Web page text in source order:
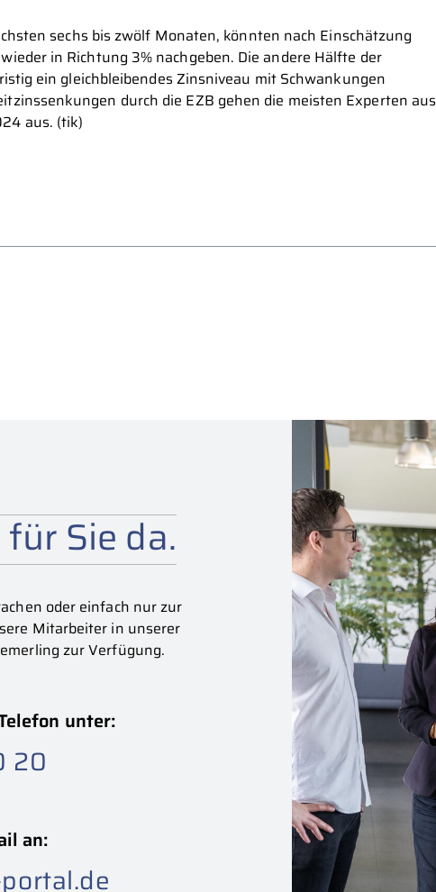
sechs bis zwölf Monaten, könnten nach Einschätzung
in Richtung 3% nachgeben. Die andere Hälfte der
ein gleichbleibendes Zinsniveau mit Schwankungen
durch die EZB gehen die meisten Experten aus
aus. (tik)
Sie da.
oder einfach nur zur
Mitarbeiter in unserer
zur Verfügung.
unter:
20
an: